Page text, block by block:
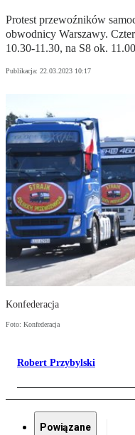
Protest przewoźników
obwodnicy Warszawy.
10.30-11.30, na S8 ok.
Publikacja: 22.03.2023 10:17
Konfederacja
Foto: Konfederacja
Robert Przybylski
Powiązane